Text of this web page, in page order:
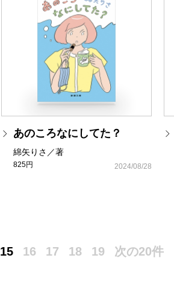
あのころなにしてた？
綿矢りさ／著
825円 2024/08/28
15 16 17 18 19 次の20件